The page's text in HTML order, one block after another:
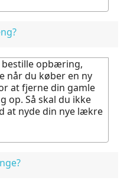
bestille opbæring,
når du køber en ny
at fjerne din gamle
op. Så skal du ikke
at nyde din nye lækre